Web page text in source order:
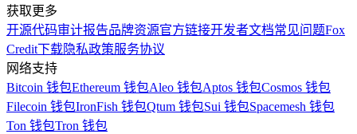
获取更多
开源代码审计报告品牌资源官方链接开发者文档常见问题Fox
Credit下载隐私政策服务协议
网络支持
Bitcoin 钱包Ethereum 钱包Aleo 钱包Aptos 钱包Cosmos 钱包
Filecoin 钱包IronFish 钱包Qtum 钱包Sui 钱包Spacemesh 钱包
Ton 钱包Tron 钱包